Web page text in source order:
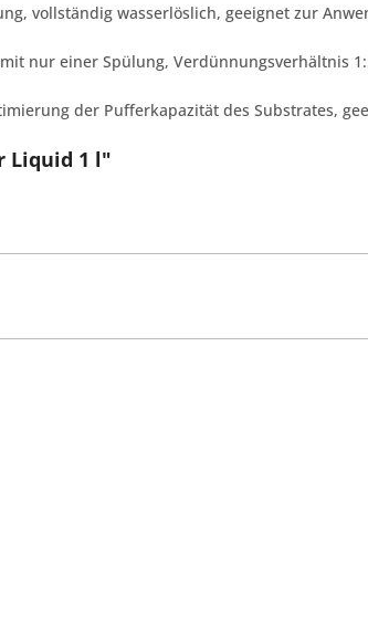
vollständig wasserlöslich, geeignet zur
nur einer Spülung, Verdünnungsverhältnis
der Pufferkapazität des Substrates,
Liquid 1 l"